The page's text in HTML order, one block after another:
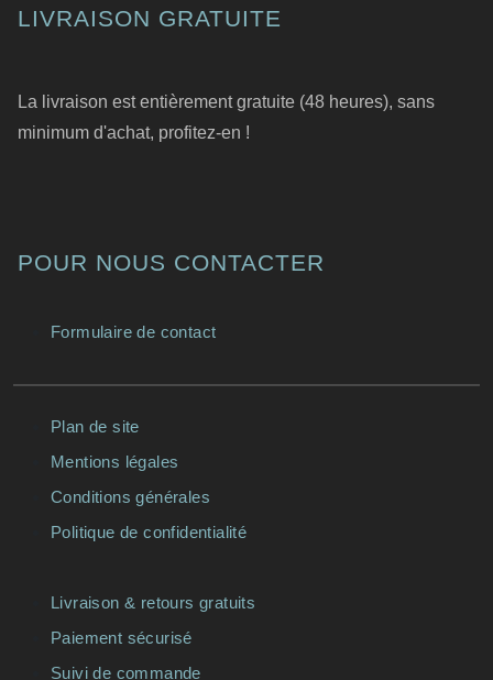
LIVRAISON GRATUITE
La livraison est entièrement gratuite (48 heures), sans
minimum d'achat, profitez-en !
POUR NOUS CONTACTER
Formulaire de contact
Plan de site
Mentions légales
Conditions générales
Politique de confidentialité
Livraison & retours gratuits
Paiement sécurisé
Suivi de commande